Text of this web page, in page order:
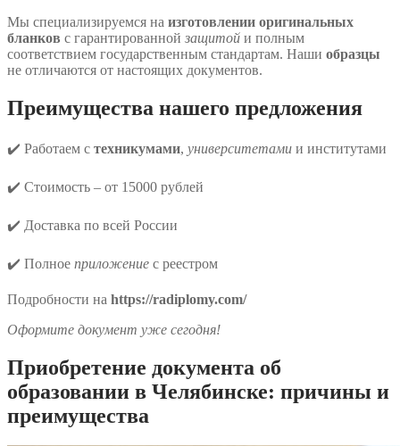
Мы специализируемся на изготовлении оригинальных
бланков с гарантированной защитой и полным
соответствием государственным стандартам. Наши образцы
не отличаются от настоящих документов.
Преимущества нашего предложения
✔️ Работаем с техникумами, университетами и институтами
✔️ Стоимость – от 15000 рублей
✔️ Доставка по всей России
✔️ Полное приложение с реестром
Подробности на https://radiplomy.com/
Оформите документ уже сегодня!
Приобретение документа об
образовании в Челябинске: причины и
преимущества